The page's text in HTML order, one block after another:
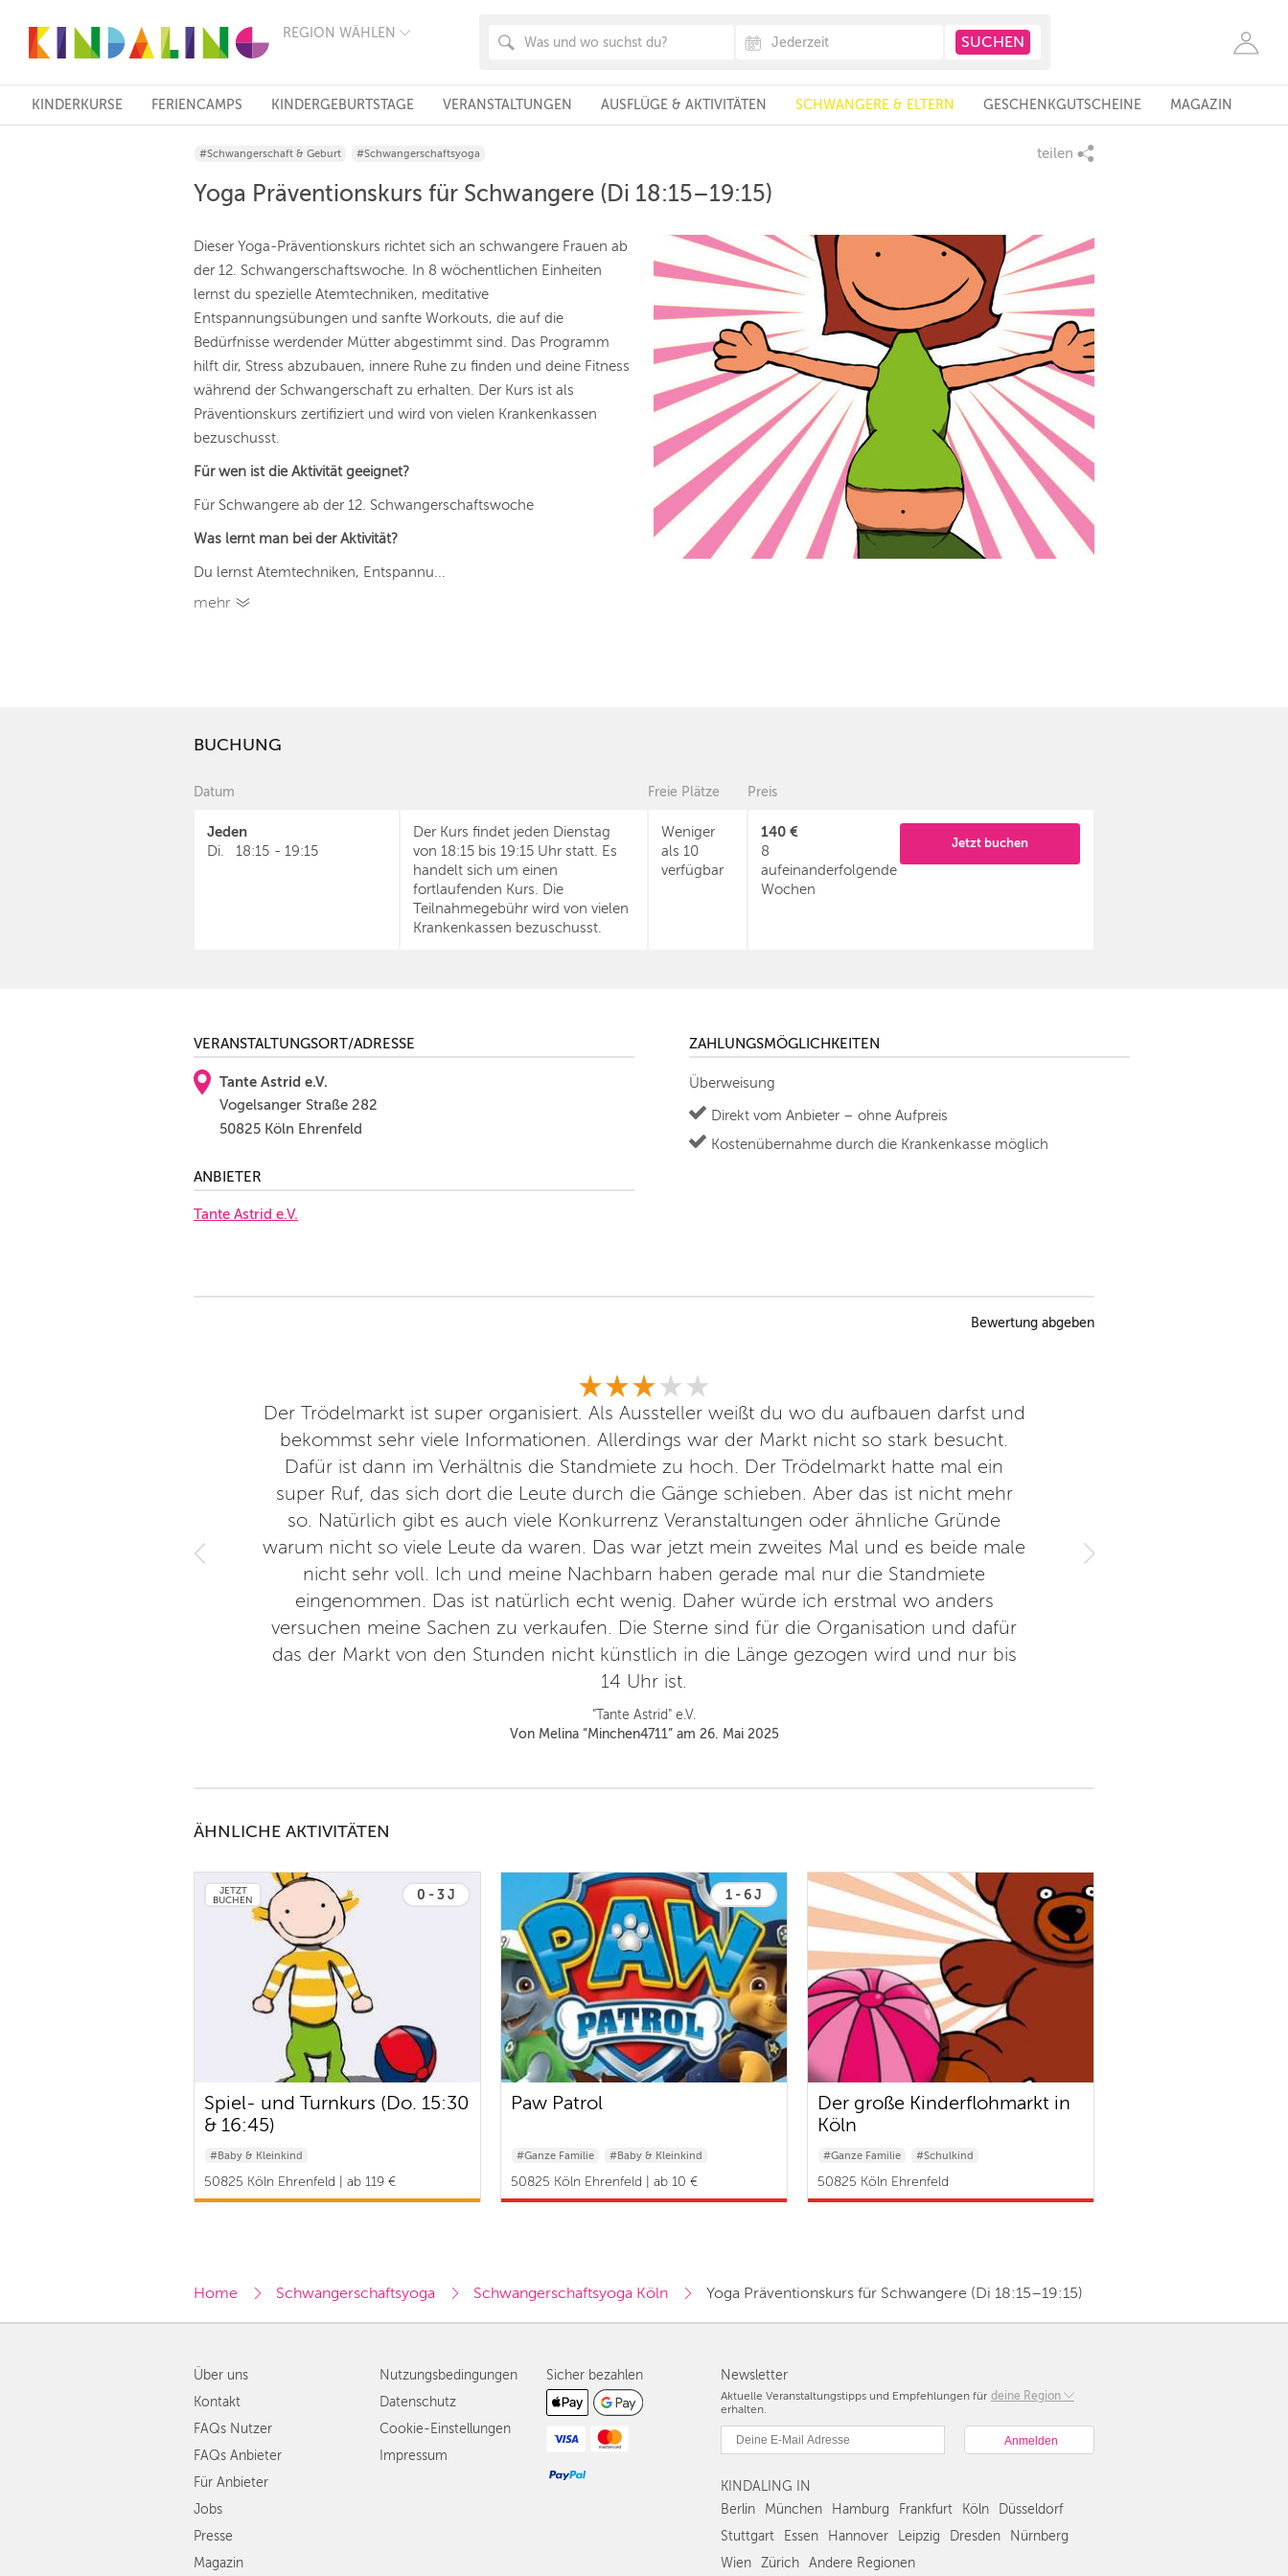
REGION WÄHLEN
FRANKFURT
KÖLN
STUTTGART
ESSEN
HANNOVER
DRESDEN
WIEN
ZÜRICH
ANDERE
REGIONEN
KINDERKURSE FERIENCAMPS KINDERGEBURTSTAGE VERANSTALTUNGEN AUSFLÜGE & AKTIVITÄTEN SCHWANGERE & ELTERN GESCHENKGUTSCHEINE MAGAZIN
#Schwangerschaft & Geburt #Schwangerschaftsyoga teilen
Yoga Präventionskurs für Schwangere (Di 18:15–19:15)
Dieser Yoga-Präventionskurs richtet sich an schwangere Frauen ab
der 12. Schwangerschaftswoche. In 8 wöchentlichen Einheiten
lernst du spezielle Atemtechniken, meditative
Entspannungsübungen und sanfte Workouts, die auf die
Bedürfnisse werdender Mütter abgestimmt sind. Das Programm
hilft dir, Stress abzubauen, innere Ruhe zu finden und deine Fitness
während der Schwangerschaft zu erhalten. Der Kurs ist als
Präventionskurs zertifiziert und wird von vielen Krankenkassen
bezuschusst.
Für wen ist die Aktivität geeignet?
Für Schwangere ab der 12. Schwangerschaftswoche
Was lernt man bei der Aktivität?
Du lernst Atemtechniken, Entspannu...
mehr
BUCHUNG
Datum Freie Plätze Preis
Jeden
Di. 18:15 - 19:15
Der Kurs findet jeden Dienstag
von 18:15 bis 19:15 Uhr statt. Es
handelt sich um einen
fortlaufenden Kurs. Die
Teilnahmegebühr wird von vielen
Krankenkassen bezuschusst.
Weniger
als 10
verfügbar
140 €
8
aufeinanderfolgende
Wochen
Jetzt buchen
ZAHLUNGSMÖGLICHKEITEN
Überweisung
Direkt vom Anbieter – ohne Aufpreis
Kostenübernahme durch die Krankenkasse möglich
VERANSTALTUNGSORT/ADRESSE
Tante Astrid e.V.
Vogelsanger Straße 282
50825 Köln Ehrenfeld
ANBIETER
Tante Astrid e.V.
Bewertung abgeben
Der Trödelmarkt ist super organisiert. Als Aussteller weißt du wo du aufbauen darfst und
bekommst sehr viele Informationen. Allerdings war der Markt nicht so stark besucht.
Dafür ist dann im Verhältnis die Standmiete zu hoch. Der Trödelmarkt hatte mal ein
super Ruf, das sich dort die Leute durch die Gänge schieben. Aber das ist nicht mehr
so. Natürlich gibt es auch viele Konkurrenz Veranstaltungen oder ähnliche Gründe
warum nicht so viele Leute da waren. Das war jetzt mein zweites Mal und es beide male
nicht sehr voll. Ich und meine Nachbarn haben gerade mal nur die Standmiete
eingenommen. Das ist natürlich echt wenig. Daher würde ich erstmal wo anders
versuchen meine Sachen zu verkaufen. Die Sterne sind für die Organisation und dafür
das der Markt von den Stunden nicht künstlich in die Länge gezogen wird und nur bis
14 Uhr ist.
"Tante Astrid" e.V.
Von Melina “Minchen4711” am 26. Mai 2025
ÄHNLICHE AKTIVITÄTEN
JETZT
BUCHEN
0 - 3 J
Spiel- und Turnkurs (Do. 15:30
& 16:45)
#Baby & Kleinkind
50825 Köln Ehrenfeld | ab 119 €
1 - 6 J
Paw Patrol
#Ganze Familie #Baby & Kleinkind
50825 Köln Ehrenfeld | ab 10 €
Der große Kinderflohmarkt in
Köln
#Ganze Familie
#Schulkind
#Baby & Kleinkind
50825 Köln Ehrenfeld
Home Schwangerschaftsyoga Schwangerschaftsyoga Köln Yoga Präventionskurs für Schwangere (Di 18:15–19:15)
Newsletter
Aktuelle Veranstaltungstipps und Empfehlungen für deine Region
Berlin
Hamburg
Düsseldorf
Stuttgart
erhalten.
KINDALING IN
Berlin
München Hamburg Frankfurt Köln
Düsseldorf
Stuttgart
Essen Hannover Leipzig Dresden
Nürnberg
Wien
Zürich Andere Regionen
Über uns
Kontakt
FAQs Nutzer
FAQs Anbieter
Für Anbieter
Jobs
Presse
Magazin
Nutzungsbedingungen
Datenschutz
Cookie-Einstellungen
Impressum
Sicher bezahlen